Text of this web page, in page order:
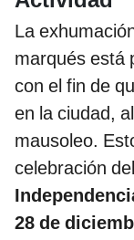
La
marqués está
con el fin de
en la ciudad,
mausoleo.
celebración del
28 de